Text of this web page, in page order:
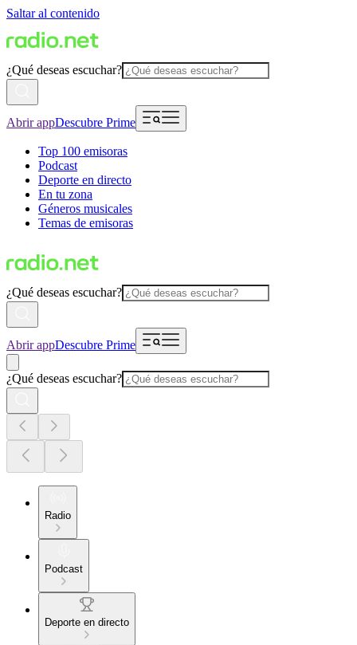
Saltar al contenido
¿Qué deseas escuchar?
Abrir appDescubre Prime
Top 100 emisoras
Podcast
Deporte en directo
En tu zona
Géneros musicales
Temas de emisoras
¿Qué deseas escuchar?
Abrir appDescubre Prime
¿Qué deseas escuchar?
Radio
Podcast
Deporte en directo